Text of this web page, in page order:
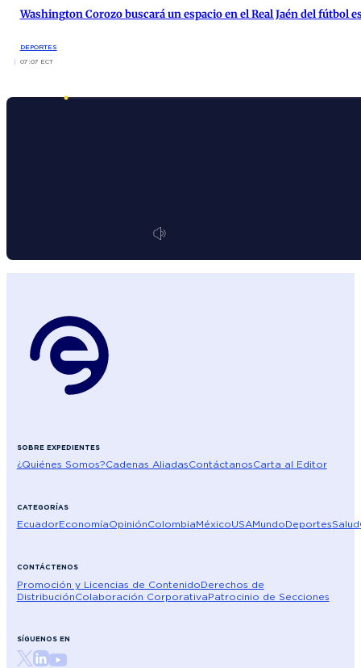
Washington Corozo buscará un espacio en el Real Jaén del fútbol
DEPORTES
07:07 ECT
SOBRE EXPEDIENTES
¿Quiénes Somos?Cadenas AliadasContáctanosCarta al Editor
CATEGORÍAS
EcuadorEconomíaOpiniónColombiaMéxicoUSAMundoDeportesSalud
CONTÁCTENOS
Promoción y Licencias de ContenidoDerechos de
DistribuciónColaboración CorporativaPatrocinio de Secciones
SÍGUENOS EN